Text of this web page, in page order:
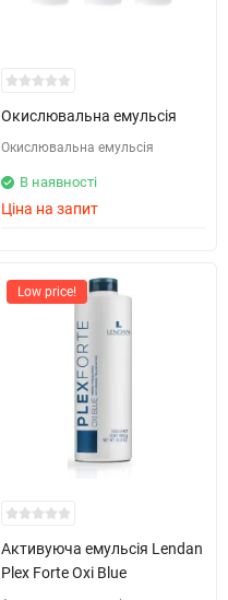
Окислювальна емульсія
Окислювальна емульсія
В наявності
Ціна на запит
Low price!
Активуюча емульсія ​Lendan
Plex Forte Oxi Blue​